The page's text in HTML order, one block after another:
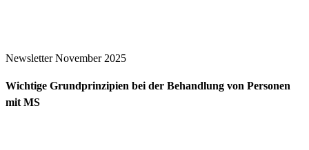
Newsletter November 2025
Wichtige Grundprinzipien bei der Behandlung von Personen
mit MS